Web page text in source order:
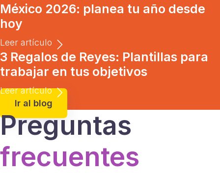
México 2026: planea tu año desde
hoy
Leer artículo
3 Regalos de Reyes: Plantillas para
trabajar en tus objetivos
Leer artículo
Ir al blog
Preguntas
frecuentes